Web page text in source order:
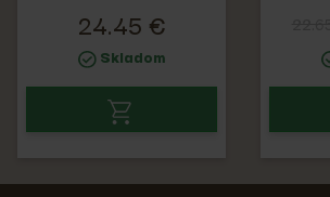
24.45 €
Skladom